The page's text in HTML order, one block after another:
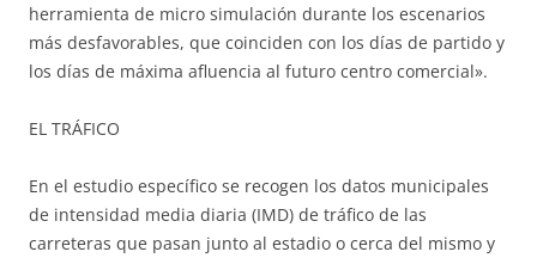
herramienta de micro simulación durante los escenarios
más desfavorables, que coinciden con los días de partido y
los días de máxima afluencia al futuro centro comercial».
EL TRÁFICO
En el estudio específico se recogen los datos municipales
de intensidad media diaria (IMD) de tráfico de las
carreteras que pasan junto al estadio o cerca del mismo y